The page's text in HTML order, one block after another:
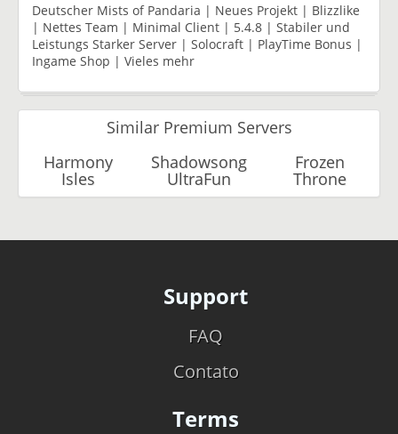
Deutscher Mists of Pandaria | Neues Projekt | Blizzlike
| Nettes Team | Minimal Client | 5.4.8 | Stabiler und
Leistungs Starker Server | Solocraft | PlayTime Bonus |
Ingame Shop | Vieles mehr
Similar Premium Servers
Harmony
Isles
Shadowsong
UltraFun
Frozen
Throne
Support
FAQ
Contato
Terms